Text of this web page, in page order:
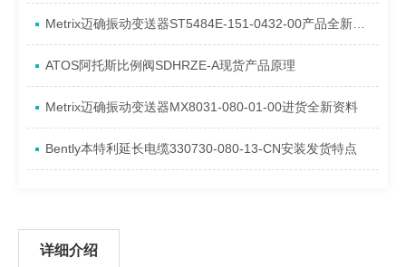
Metrix迈确振动变送器ST5484E-151-0432-00产品全新介绍
ATOS阿托斯比例阀SDHRZE-A现货产品原理
Metrix迈确振动变送器MX8031-080-01-00进货全新资料
Bently本特利延长电缆330730-080-13-CN安装发货特点
详细介绍